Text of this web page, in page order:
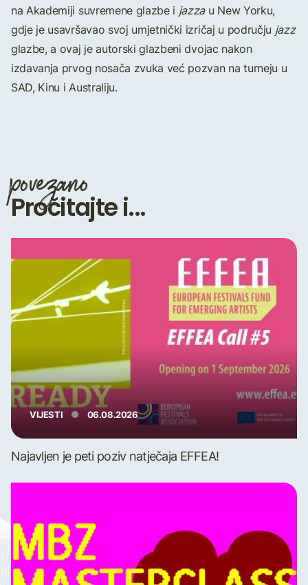
na Akademiji suvremene glazbe i jazzau New Yorku,
gdje je usavršavao svoj umjetnički izričaj u području jazz
glazbe, a ovaj je autorski glazbeni dvojac nakon
izdavanja prvog nosača zvuka već pozvan na turneju u
SAD, Kinu i Australiju.
povezano
Pročitajte i...
VIJESTI 06.08.2026
Najavljen je peti poziv natječaja EFFEA!